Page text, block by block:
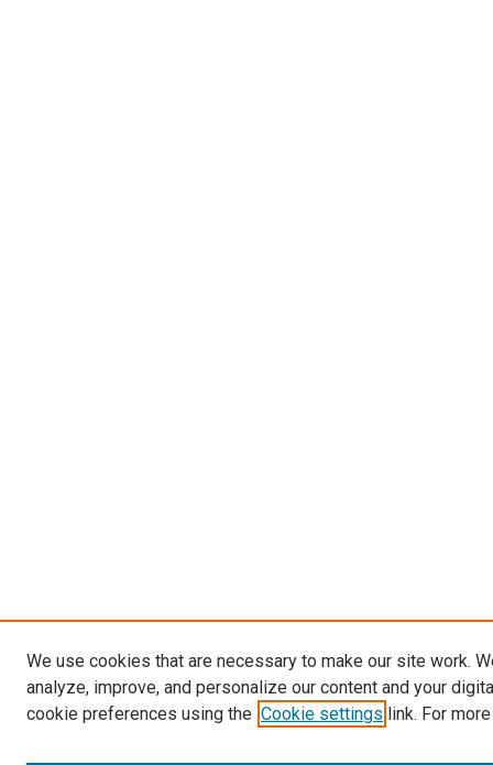
We use cookies that are necessary to make our site work.
analyze, improve, and personalize our content and your
cookie preferences using the Cookie settings link. For